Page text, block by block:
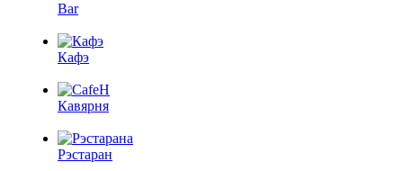
Bar
Кафэ
Кавярня
Рэстаран